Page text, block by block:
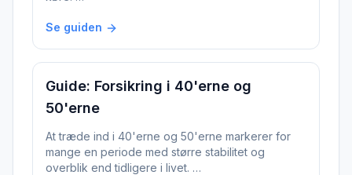
Se guiden
Guide: Forsikring i 40'erne og
50'erne
At træde ind i 40'erne og 50'erne markerer for
mange en periode med større stabilitet og
overblik end tidligere i livet. …